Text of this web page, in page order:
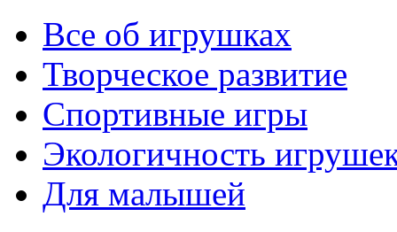
Все об игрушках
Творческое развитие
Спортивные игры
Экологичность
Для малышей